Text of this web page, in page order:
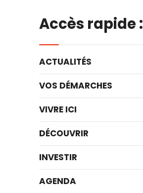
Accès rapide :
ACTUALITÉS
VOS DÉMARCHES
VIVRE ICI
DÉCOUVRIR
INVESTIR
AGENDA